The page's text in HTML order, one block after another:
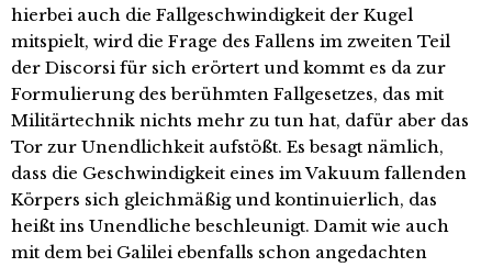
hierbei auch die Fallgeschwindigkeit der Kugel
mitspielt, wird die Frage des Fallens im zweiten Teil
der Discorsi für sich erörtert und kommt es da zur
Formulierung des berühmten Fallgesetzes, das mit
Militärtechnik nichts mehr zu tun hat, dafür aber das
Tor zur Unendlichkeit aufstößt. Es besagt nämlich,
dass die Geschwindigkeit eines im Vakuum fallenden
Körpers sich gleichmäßig und kontinuierlich, das
heißt ins Unendliche beschleunigt. Damit wie auch
mit dem bei Galilei ebenfalls schon angedachten